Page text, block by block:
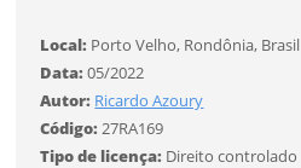
Local: Porto Velho, Rondônia, Brasil
Data:05/2022
Autor: Ricardo Azoury
Código:27RA169
Tipo de licença: Direito controlado
Utilização
Formato
SALVAR